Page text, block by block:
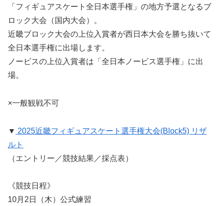
「フィギュアスケート全日本選手権」の地方予選となるブ
ロック大会（国内大会）。
近畿ブロック大会の上位入賞者が西日本大会を勝ち抜いて
全日本選手権に出場します。
ノービスの上位入賞者は「全日本ノービス選手権」に出
場。
×一般観戦不可
▼ 2025近畿フィギュアスケート選手権大会(Block5) リザ
ルト
（エントリー／競技結果／採点表）
《競技日程》
10月2日（木）公式練習